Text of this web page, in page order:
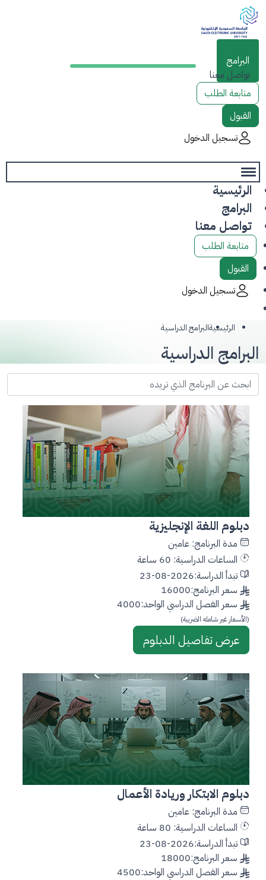
البرامج
تواصل معنا
متابعة الطلب
القبول
تسجيل الدخول
الرئيسية
البرامج
تواصل معنا
متابعة الطلب
القبول
تسجيل الدخول
الرئيسيةالبرامج الدراسية
البرامج الدراسية
دبلوم اللغة الإنجليزية
مدة البرنامج: عامين
الساعات الدراسية: 60 ساعة
تبدأ الدراسة:2026-08-23
سعر البرنامج:16000
سعر الفصل الدراسي الواحد:4000
(الأسعار غير شامله الضريبة)
عرض تفاصيل الدبلوم
دبلوم الابتكار وريادة الأعمال
مدة البرنامج: عامين
الساعات الدراسية: 80 ساعة
تبدأ الدراسة:2026-08-23
سعر البرنامج:18000
سعر الفصل الدراسي الواحد:4500